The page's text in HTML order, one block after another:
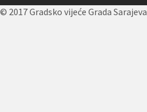
© 2017 Gradsko vijeće Grada Sarajeva